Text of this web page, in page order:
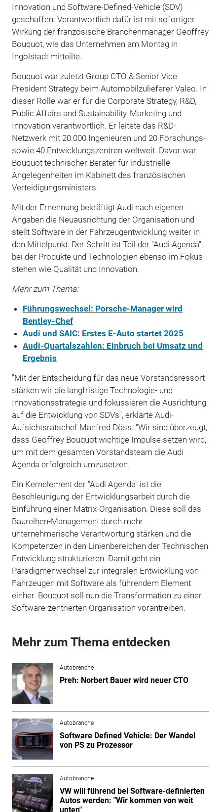
Innovation und Software-Defined-Vehicle (SDV)
geschaffen. Verantwortlich dafür ist mit sofortiger
Wirkung der französische Branchenmanager Geoffrey
Bouquot, wie das Unternehmen am Montag in
Ingolstadt mitteilte.
Bouquot war zuletzt Group CTO & Senior Vice
President Strategy beim Automobilzulieferer Valeo. In
dieser Rolle war er für die Corporate Strategy, R&D,
Public Affairs and Sustainability, Marketing und
Innovation verantwortlich. Er leitete das R&D-
Netzwerk mit 20.000 Ingenieuren und 20 Forschungs-
sowie 40 Entwicklungszentren weltweit. Davor war
Bouquot technischer Berater für industrielle
Angelegenheiten im Kabinett des französischen
Verteidigungsministers.
Mit der Ernennung bekräftigt Audi nach eigenen
Angaben die Neuausrichtung der Organisation und
stellt Software in der Fahrzeugentwicklung weiter in
den Mittelpunkt. Der Schritt ist Teil der "Audi Agenda",
bei der Produkte und Technologien ebenso im Fokus
stehen wie Qualität und Innovation.
Mehr zum Thema:
Führungswechsel: Porsche-Manager wird
Bentley-Chef
Audi und SAIC: Erstes E-Auto startet 2025
Audi-Quartalszahlen: Einbruch bei Umsatz und
Ergebnis
"Mit der Entscheidung für das neue Vorstandsressort
stärken wir die langfristige Technologie- und
Innovationsstrategie und fokussieren die Ausrichtung
auf die Entwicklung von SDVs", erklärte Audi-
Aufsichtsratschef Manfred Döss. "Wir sind überzeugt,
dass Geoffrey Bouquot wichtige Impulse setzen wird,
um mit dem gesamten Vorstandsteam die Audi
Agenda erfolgreich umzusetzen."
Ein Kernelement der "Audi Agenda" ist die
Beschleunigung der Entwicklungsarbeit durch die
Einführung einer Matrix-Organisation. Diese soll das
Baureihen-Management durch mehr
unternehmerische Verantwortung stärken und die
Kompetenzen in den Linienbereichen der Technischen
Entwicklung strukturieren. Damit geht ein
Paradigmenwechsel zur integralen Entwicklung von
Fahrzeugen mit Software als führendem Element
einher. Bouquot soll nun die Transformation zu einer
Software-zentrierten Organisation vorantreiben.
Mehr zum Thema entdecken
Autobranche
Preh: Norbert Bauer wird neuer CTO
Autobranche
Software Defined Vehicle: Der Wandel
von PS zu Prozessor
Autobranche
VW will führend bei Software-definierten
Autos werden: "Wir kommen von weit
unten"